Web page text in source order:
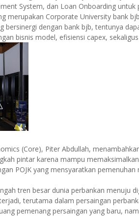
System, dan Loan Onboarding untuk
merupakan Corporate University bank
bersinergi dengan bank bjb, tentunya
bisnis model, efisiensi capex,
(Core), Piter Abdullah,
pintar karena mampu
POJK yang mensyaratkan
tren besar dunia perbankan menuju
terutama dalam persaingan
pemenang persaingan yang baru,